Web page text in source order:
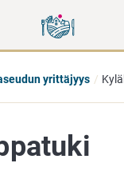
suoraan
sisältöön
koko
sivuston
yrittäjyys